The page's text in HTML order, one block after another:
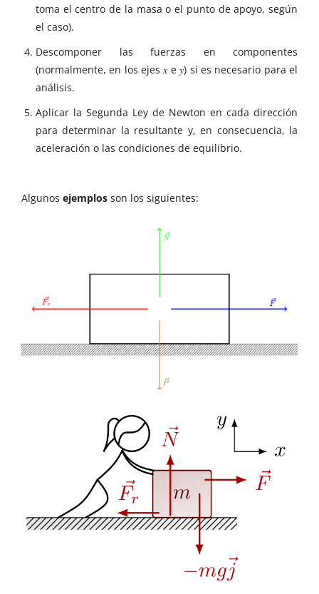
toma el centro de la masa o el punto de apoyo, según
el caso).
Descomponer las fuerzas en componentes
(normalmente, en los ejes 𝑥 e 𝑦) si es necesario para el
análisis.
Aplicar la Segunda Ley de Newton en cada dirección
para determinar la resultante y, en consecuencia, la
aceleración o las condiciones de equilibrio.
Algunos ejemplos son los siguientes: